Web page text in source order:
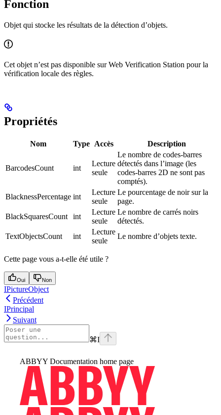
Fonction
Objet qui stocke les résultats de la détection d’objets.
Cet objet n’est pas disponible sur Web Verification Station pour la
vérification locale des règles.
Propriétés
Nom Type Accès Description
BarcodesCount int
Lecture
seule
Le nombre de codes-barres
détectés dans l’image (les
codes-barres 2D ne sont pas
comptés).
BlacknessPercentage int
Lecture
seule
Le pourcentage de noir sur la
page.
BlackSquaresCount
int
Lecture
seule
Le nombre de carrés noirs
détectés.
TextObjectsCount
int
Lecture
seule
Le nombre d’objets texte.
Cette page vous a-t-elle été utile ?
Oui Non
IPictureObject
Précédent
IPrincipal
Suivant
⌘I
ABBYY Documentation home page